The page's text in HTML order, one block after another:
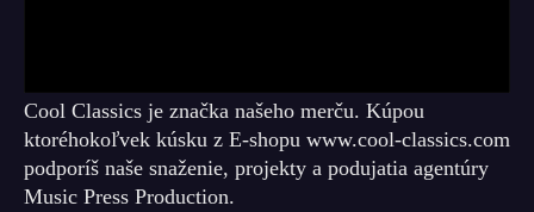
Cool Classics je značka našeho merču. Kúpou
ktoréhokoľvek kúsku z E-shopu www.cool-classics.com
podporíš naše snaženie, projekty a podujatia agentúry
Music Press Production.